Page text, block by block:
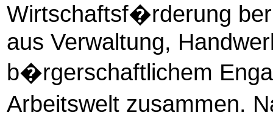
Wirtschaftsf�rderung
aus Verwaltung,
b�rgerschaftlichem
Arbeitswelt zusammen.